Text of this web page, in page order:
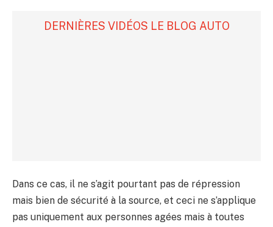
DERNIÈRES VIDÉOS LE BLOG AUTO
Dans ce cas, il ne s’agit pourtant pas de répression
mais bien de sécurité à la source, et ceci ne s’applique
pas uniquement aux personnes agées mais à toutes